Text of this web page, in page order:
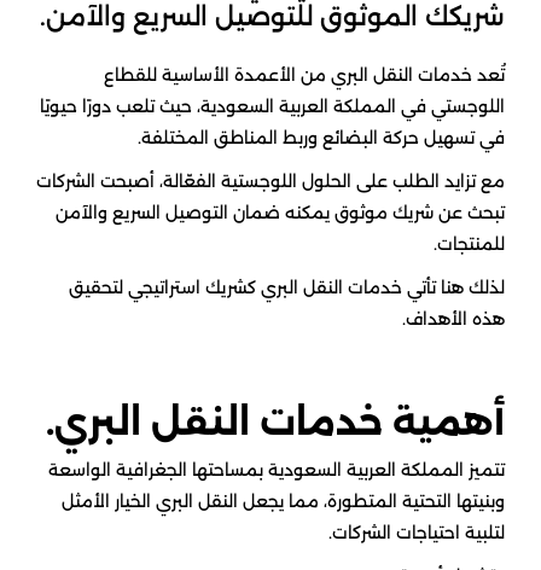
شريكك الموثوق للتوصيل السريع والآمن.
تُعد خدمات النقل البري من الأعمدة الأساسية للقطاع
اللوجستي في المملكة العربية السعودية، حيث تلعب دورًا حيويًا
في تسهيل حركة البضائع وربط المناطق المختلفة.
مع تزايد الطلب على الحلول اللوجستية الفعّالة، أصبحت الشركات
تبحث عن شريك موثوق يمكنه ضمان التوصيل السريع والآمن
للمنتجات.
لذلك هنا تأتي خدمات النقل البري كشريك استراتيجي لتحقيق
هذه الأهداف.
أهمية خدمات النقل البري.
تتميز المملكة العربية السعودية بمساحتها الجغرافية الواسعة
وبنيتها التحتية المتطورة، مما يجعل النقل البري الخيار الأمثل
لتلبية احتياجات الشركات.